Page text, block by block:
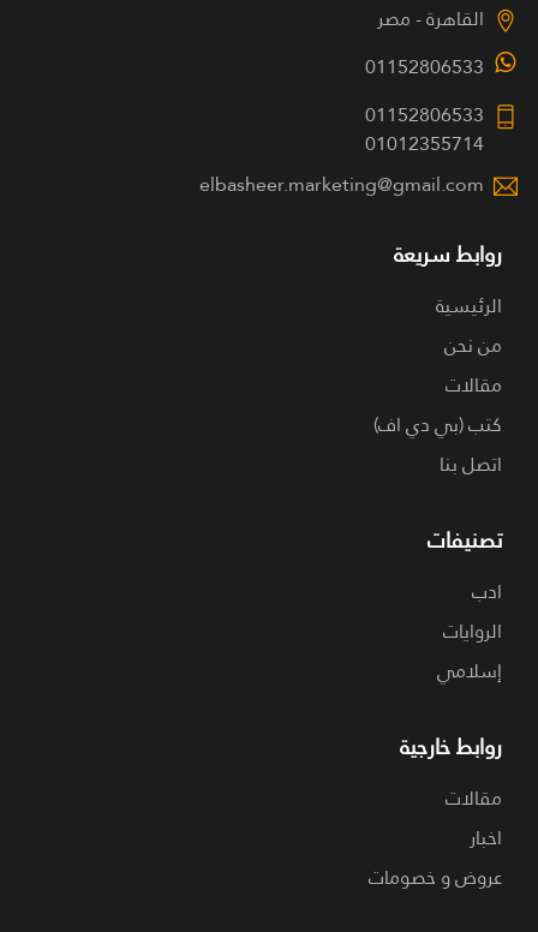
القاهرة - مصر
01152806533
01152806533
01012355714
elbasheer.marketing@gmail.com
روابط سريعة
الرئيسية
من نحن
مقالات
كتب (بي دي اف)
اتصل بنا
تصنيفات
ادب
الروايات
إسلامي
روابط خارجية
مقالات
اخبار
عروض و خصومات